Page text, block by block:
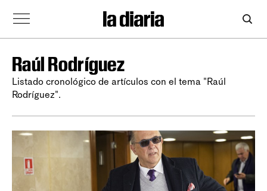
Raúl Rodríguez
Listado cronológico de artículos con el tema "Raúl
Rodríguez".